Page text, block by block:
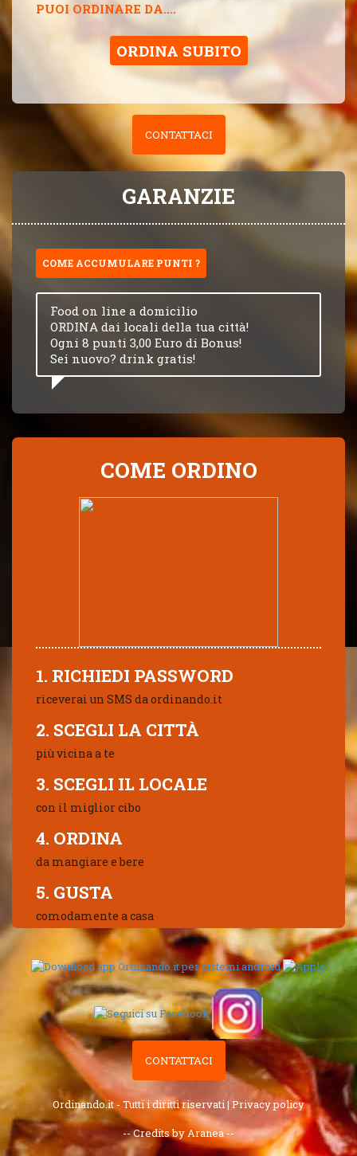
PUOI ORDINARE DA....
ORDINA SUBITO
CONTATTACI
GARANZIE
COME ACCUMULARE PUNTI ?
Food on line a domicilio
ORDINA dai locali della tua città!
Ogni 8 punti 3,00 Euro di Bonus!
Sei nuovo? drink gratis!
COME ORDINO
1. RICHIEDI PASSWORD
riceverai un SMS da ordinando.it
2. SCEGLI LA CITTÀ
più vicina a te
3. SCEGLI IL LOCALE
con il miglior cibo
4. ORDINA
da mangiare e bere
5. GUSTA
comodamente a casa
CONTATTACI
Ordinando.it - Tutti i diritti riservati | Privacy policy
-- Credits by Aranea --